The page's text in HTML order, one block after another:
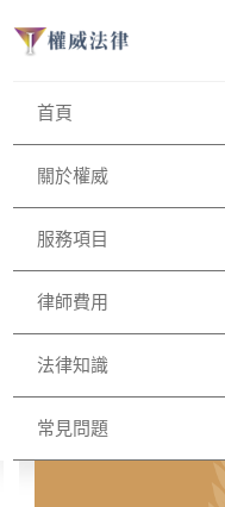
首頁
關於權威
服務項目
律師費用
法律知識
常見問題